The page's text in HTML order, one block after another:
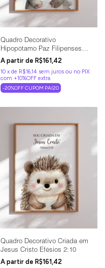
Quadro Decorativo
Hipopótamo Paz Filipenses
4:7
R$161,42
10 x de R$16,14 sem juros
-20%OFF CUPOM PAI20
Quadro Decorativo Criada em
Jesus Cristo Efésios 2:10
R$161,42